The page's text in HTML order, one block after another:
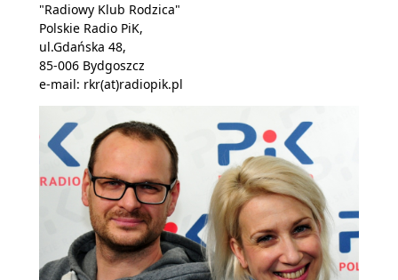
"Radiowy Klub Rodzica"
Polskie Radio PiK,
ul.Gdańska 48,
85-006 Bydgoszcz
e-mail: rkr(at)radiopik.pl